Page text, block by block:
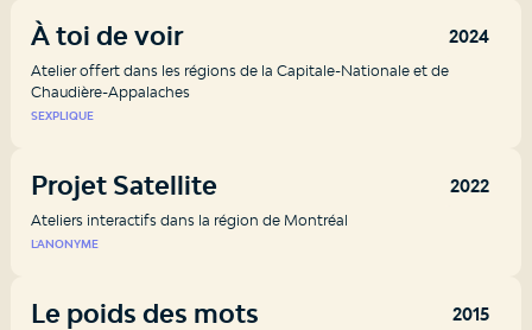
2024
À toi de voir
Atelier offert dans les régions de la Capitale-Nationale et de
Chaudière-Appalaches
SEXPLIQUE
2022
Projet Satellite
Ateliers interactifs dans la région de Montréal
L'ANONYME
2015
Le poids des mots